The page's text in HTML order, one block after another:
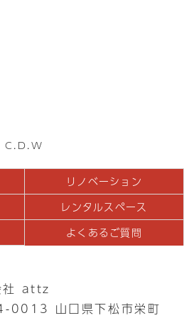
C.D.W
リノベーション
レンタルスペース
よくあるご質問
社 attz
0013 山口県下松市栄町